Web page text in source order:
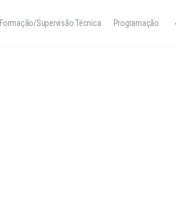
Formação/Supervisão Técnica Programação